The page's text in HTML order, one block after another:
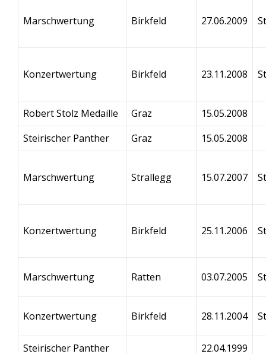
Marschwertung Birkfeld 27.06.2009
Konzertwertung Birkfeld 23.11.2008
Robert Stolz Medaille Graz
15.05.2008
Steirischer Panther
Graz 15.05.2008
Marschwertung Strallegg 15.07.2007
Konzertwertung Birkfeld 25.11.2006
Marschwertung Ratten 03.07.2005
Konzertwertung Birkfeld 28.11.2004
Steirischer Panther 22.04.1999